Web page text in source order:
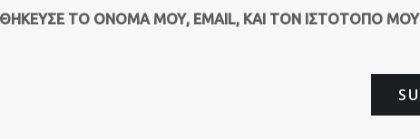
ΤΟ ΌΝΟΜΆ ΜΟΥ, EMAIL, ΚΑΙ ΤΟΝ ΙΣΤΌΤΟΠΟ